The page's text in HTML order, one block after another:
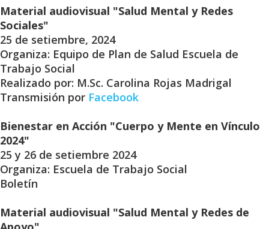
Material audiovisual "Salud Mental y Redes
Sociales"
25 de setiembre, 2024
Organiza: Equipo de Plan de Salud Escuela de
Trabajo Social
Realizado por: M.Sc. Carolina Rojas Madrigal
Transmisión por Facebook
Bienestar en Acción "Cuerpo y Mente en Vínculo
2024"
25 y 26 de setiembre 2024
Organiza: Escuela de Trabajo Social
Boletín
Material audiovisual "Salud Mental y Redes de